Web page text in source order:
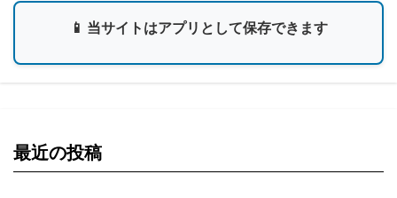
📱 当サイトはアプリとして保存できます
最近の投稿